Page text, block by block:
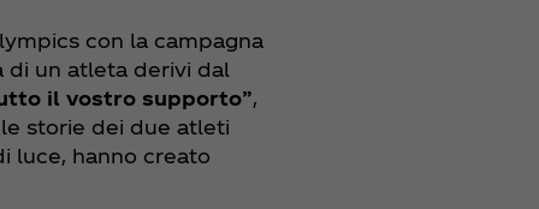
con la campagna
di un atleta derivi dal
il vostro supporto”,
storie dei due atleti
luce, hanno creato